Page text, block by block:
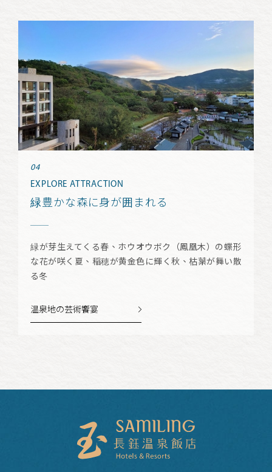
EXPLORE ATTRACTION
緑豊かな森に身が囲まれる
緑が芽生えてくる春、ホウオウボク（鳳凰木）の蝶形
な花が咲く夏、稲穂が黄金色に輝く秋、枯葉が舞い散
る冬
温泉地の芸術饗宴